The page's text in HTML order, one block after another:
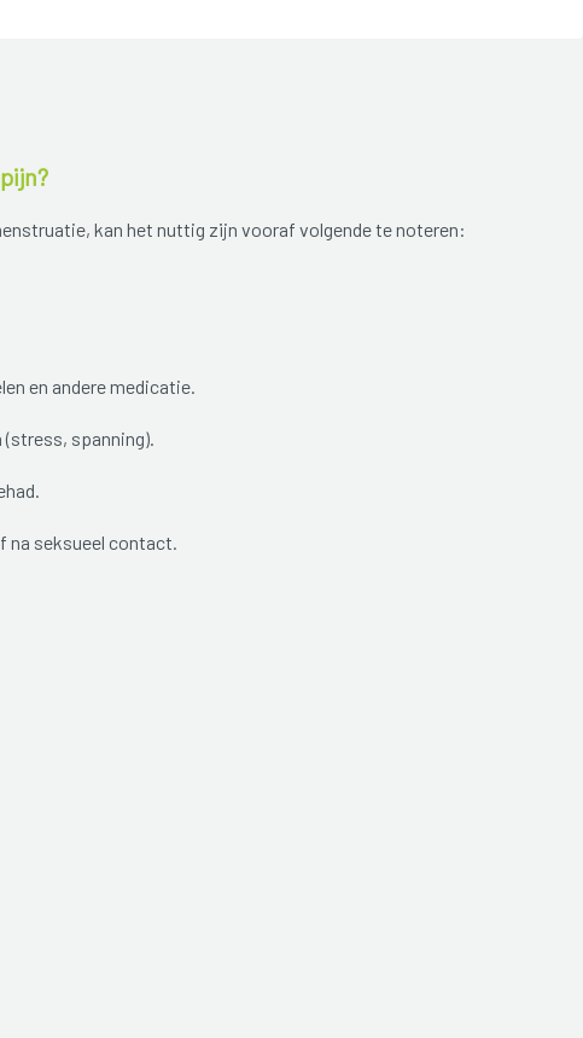
kan het nuttig zijn vooraf volgende te noteren:
en andere medicatie.
(stress, spanning).
na seksueel contact.